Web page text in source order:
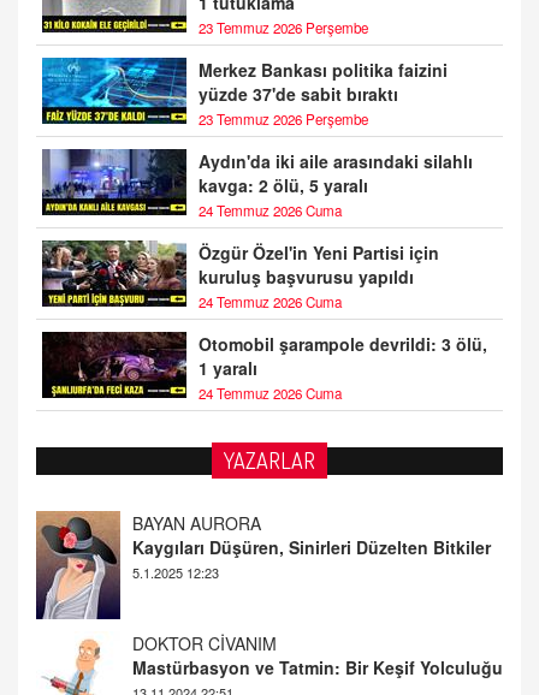
23 Temmuz 2026 Perşembe
Merkez Bankası politika faizini
yüzde 37'de sabit bıraktı
23 Temmuz 2026 Perşembe
Aydın'da iki aile arasındaki silahlı
kavga: 2 ölü, 5 yaralı
24 Temmuz 2026 Cuma
Özgür Özel'in Yeni Partisi için
kuruluş başvurusu yapıldı
24 Temmuz 2026 Cuma
Otomobil şarampole devrildi: 3 ölü,
1 yaralı
24 Temmuz 2026 Cuma
YAZARLAR
DOKTOR CİVANIM
Mastürbasyon ve Tatmin: Bir Keşif Yolculuğu
13.11.2024 22:51
ALİ EFENDİ
Adana At Yarışı Tahminleri | 21 Aralık